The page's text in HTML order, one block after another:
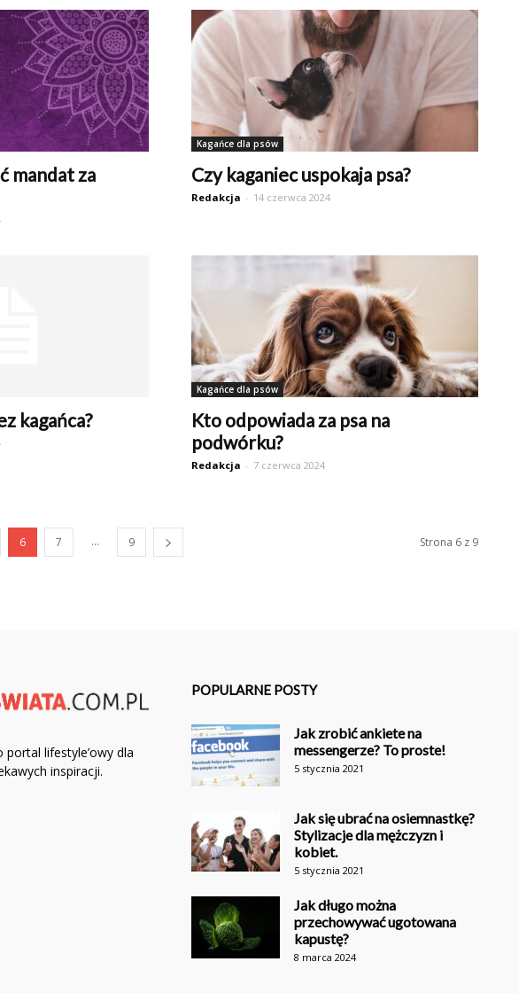
mandat za
Kagańce dla psów
Czy kaganiec uspokaja psa?
Redakcja - 14 czerwca 2024
kagańca?
Kagańce dla psów
Kto odpowiada za psa na
podwórku?
Redakcja - 7 czerwca 2024
6 7 ... 9 Strona 6 z 9
portal lifestyle’owy dla
inspiracji.
POPULARNE POSTY
Jak zrobić ankiete na
messengerze? To proste!
5 stycznia 2021
Jak się ubrać na osiemnastkę?
Stylizacje dla mężczyzn i
kobiet.
5 stycznia 2021
Jak długo można
przechowywać ugotowana
kapustę?
8 marca 2024